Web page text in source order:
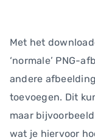
Met het
‘normale’ PNG-
andere
toevoegen. Dit
maar
wat je hiervoor